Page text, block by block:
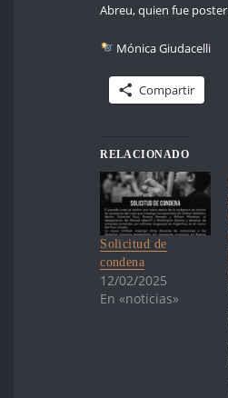
Abreu, quien fue
Mónica Giudacelli
Compartir
RELACIONADO
Solicitud de
condena
12/02/2025
En «noticias»